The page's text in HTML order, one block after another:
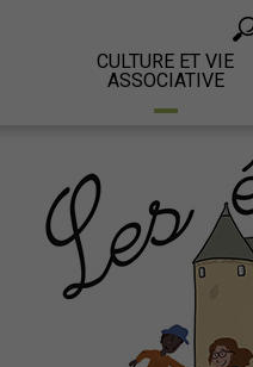
CULTURE ET VIE
ASSOCIATIVE